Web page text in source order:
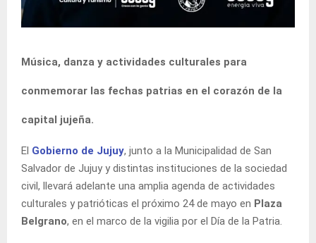
Música, danza y actividades culturales para
conmemorar las fechas patrias en el corazón de la
capital jujeña.
El Gobierno de Jujuy, junto a la Municipalidad de San
Salvador de Jujuy y distintas instituciones de la sociedad
civil, llevará adelante una amplia agenda de actividades
culturales y patrióticas el próximo 24 de mayo en Plaza
Belgrano, en el marco de la vigilia por el Día de la Patria.